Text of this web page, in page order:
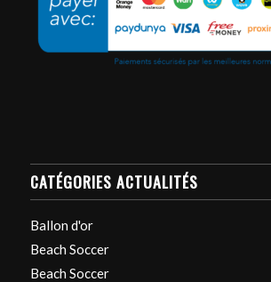
CATÉGORIES ACTUALITÉS
Ballon d'or
Beach Soccer
Beach Soccer